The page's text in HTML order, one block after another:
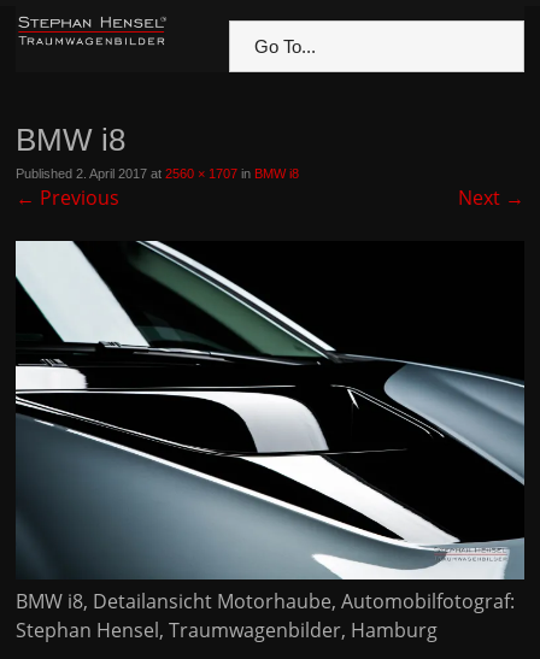
Go To...
BMW i8
Published2. April 2017 at2560 × 1707 in BMW i8
← Previous Next →
BMW i8, Detailansicht Motorhaube, Automobilfotograf:
Stephan Hensel, Traumwagenbilder, Hamburg